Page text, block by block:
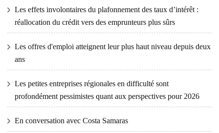
Les effets involontaires du plafonnement des taux d’intérêt :
réallocation du crédit vers des emprunteurs plus sûrs
Les offres d'emploi atteignent leur plus haut niveau depuis deux
ans
Les petites entreprises régionales en difficulté sont
profondément pessimistes quant aux perspectives pour 2026
En conversation avec Costa Samaras